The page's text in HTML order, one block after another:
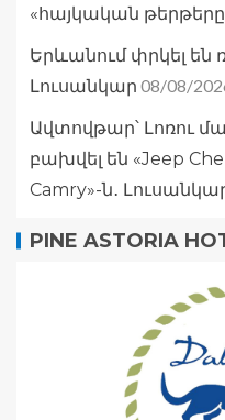
«հայկական
Երևանում փրկել են
Լուսանկար 08/08/
Ավտովթար՝ Լոռու
բախվել են «Jeep
Camry»-ն․
PINE ASTORIA